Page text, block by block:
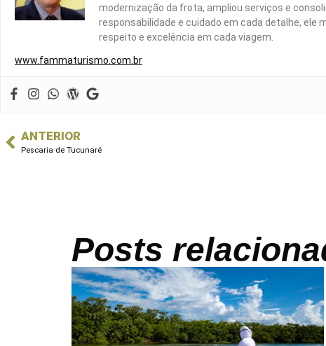
modernização da frota, ampliou serviços e
responsabilidade e cuidado em cada detalhe,
respeito e excelência em cada viagem.
www.fammaturismo.com.br
ANTERIOR
Pescaria de Tucunaré
Posts